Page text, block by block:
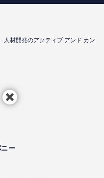
⼈材開発のアクティブ アンド カン
ー